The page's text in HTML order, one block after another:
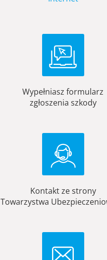
Wypełniasz formularz
zgłoszenia szkody
Kontakt ze strony
Towarzystwa